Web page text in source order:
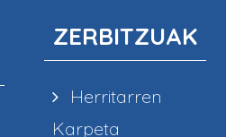
ZERBITZUAK
Herritarren
Karpeta